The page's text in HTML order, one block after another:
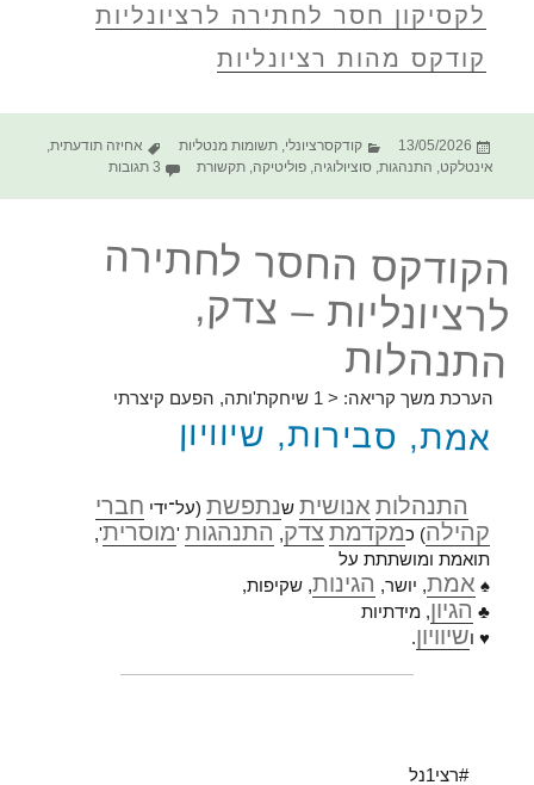
לקסיקון חסר לחתירה לרציונליות
קודקס מהות רציונליות
פורסם
בתאריך
13/05/2026 קטגוריות
קודקסרציונלי ,תשומות מנטליות תגיות
אחיזה תודעתית
אינטלקט התנהגות ,סוציולוגיה ,פוליטיקה ,תקשורת 3 תגובות על הקודקס החסר
הקודקס החסר לחתירה
לרציונליות – צדק,
התנהלות
הערכת משך קריאה: < 1 שיחקת'ותה, הפעם קיצרתי
אמת, סבירות, שיוויון
התנהלות אנושית שנתפשת (על־ידי חברי
קהילה) כמקדמת צדק, התנהגות 'מוסרית',
תואמת ומושתתת על
♠ אמת, יושר, הגינות, שקיפות,
♣ הגיון, מידתיות
♥ ושיוויון.
#רצי1נל